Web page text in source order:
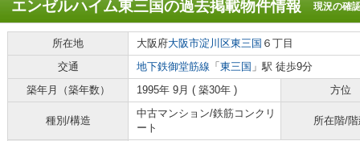
エンゼルハイム東三国の過去掲載物件情報 現況の確
所在地 大阪府大阪市淀川区東三国 ６丁目
交通
地下鉄御堂筋線 「 東三国 」駅 徒歩9分
築年月（築年数）
1995年 9月 ( 築30年 ) 方位
種別/構造
中古マンション/鉄筋コンクリ
ート
所在階/